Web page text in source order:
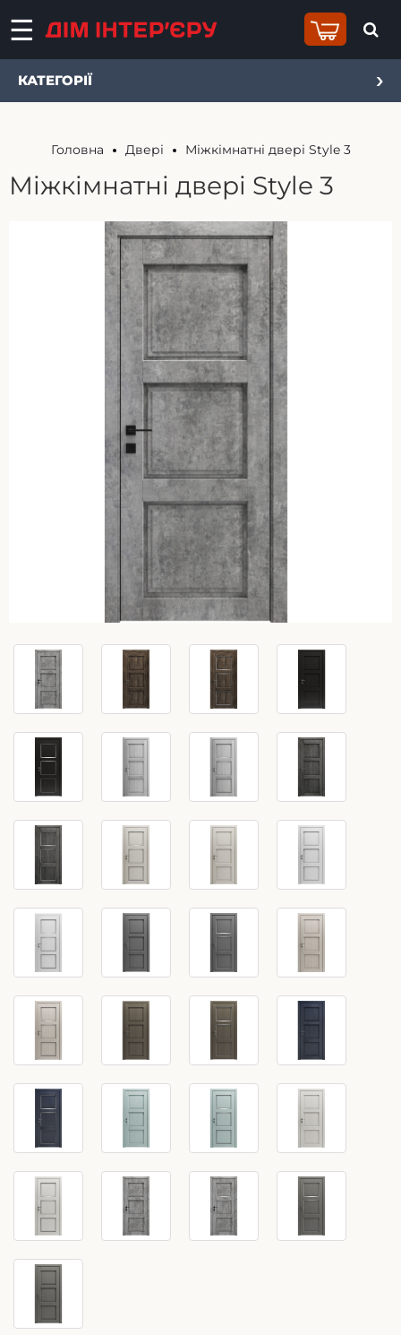
КАТЕГОРІЇ
Головна Двері Міжкімнатні двері Style 3
Міжкімнатні двері Style 3